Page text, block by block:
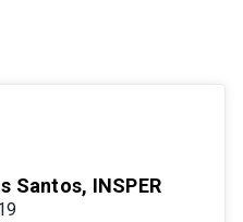
Santos, INSPER